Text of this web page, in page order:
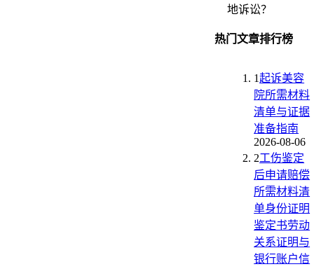
地诉讼？
热门文章排行榜
1起诉美容
院所需材料
清单与证据
准备指南
2026-08-06
2工伤鉴定
后申请赔偿
所需材料清
单身份证明
鉴定书劳动
关系证明与
银行账户信